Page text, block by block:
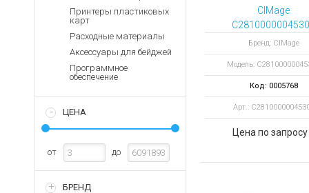
Терминалы
оплаты
Зарядные устройства
Архивные товары
Принтеры пластиковых
карт
Расходные материалы
Аксессуары для бейджей
Программное
обеспечение
ЦЕНА
от до
БРЕНД
CIMage
картридж
четырехцветный
ламинацией на
отпечатков с
чистящим
Бренд: CIMage
Модель:
Код: 0005768
Арт.:
Цена по запросу